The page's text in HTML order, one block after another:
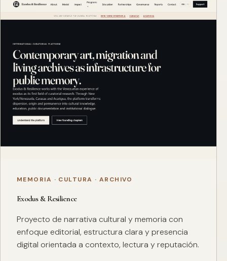
MEMORIA · CULTURA · ARCHIVO
Exodus & Resilience
Proyecto de narrativa cultural y memoria con
enfoque editorial, estructura clara y presencia
digital orientada a contexto, lectura y reputación.